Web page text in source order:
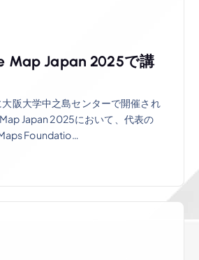
Map Japan 2025で講
阪大学中之島センターで開催され
Japan 2025において、代表の
Foundatio…